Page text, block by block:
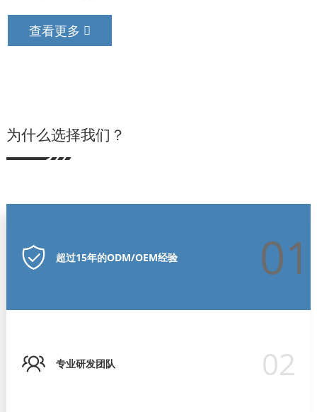
查看更多
为什么选择我们？
超过15年的ODM/OEM经验 01
专业研发团队 02